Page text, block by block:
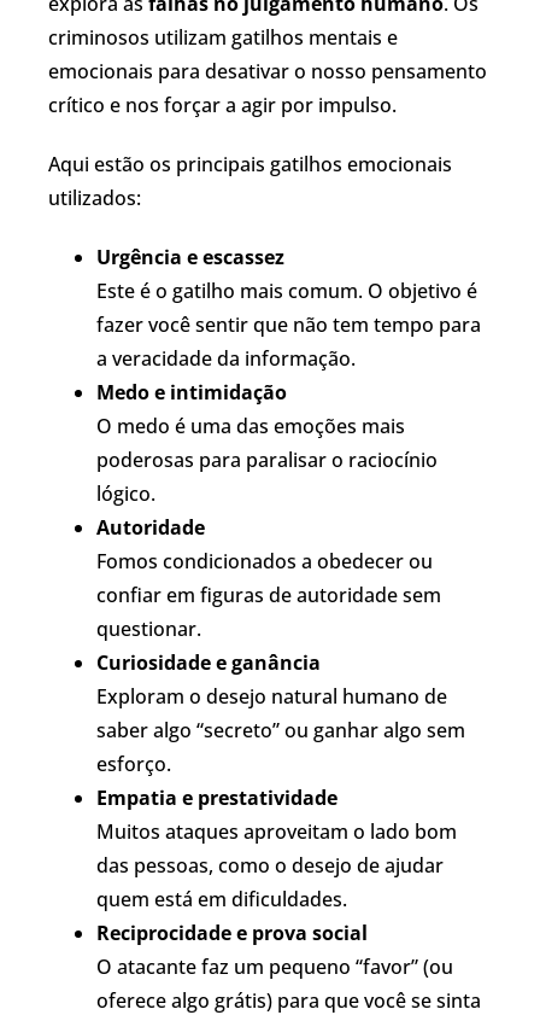
criminosos utilizam gatilhos mentais e
emocionais para desativar o nosso pensamento
crítico e nos forçar a agir por impulso.
Aqui estão os principais gatilhos emocionais
utilizados:
Urgência e escassez
Este é o gatilho mais comum. O objetivo é
fazer você sentir que não tem tempo para
a veracidade da informação.
Medo e intimidação
O medo é uma das emoções mais
poderosas para paralisar o raciocínio
lógico.
Autoridade
Fomos condicionados a obedecer ou
confiar em figuras de autoridade sem
questionar.
Curiosidade e ganância
Exploram o desejo natural humano de
saber algo “secreto” ou ganhar algo sem
esforço.
Empatia e prestatividade
Muitos ataques aproveitam o lado bom
das pessoas, como o desejo de ajudar
quem está em dificuldades.
Reciprocidade e prova social
O atacante faz um pequeno “favor” (ou
oferece algo grátis) para que você se sinta